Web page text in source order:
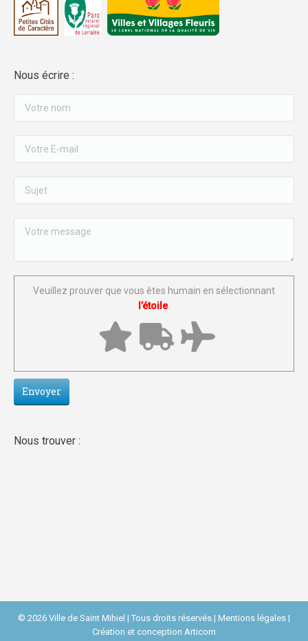
Nous écrire :
Veuillez prouver que vous êtes humain en sélectionnant
l’étoile.
Nous trouver :
© 2026 Ville de Saint Mihiel | Tous droits réservés | Mentions légales |
Création et conception Articom